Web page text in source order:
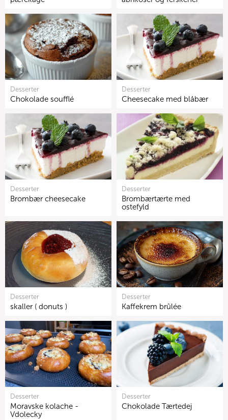
Desserter
Chokolade soufflé
Desserter
Cheesecake med blåbær
Desserter
Brombær cheesecake
Desserter
Brombærtærte med
ostefyld
Desserter
skaller ( donuts )
Desserter
Kaffekrem brûlée
Desserter
Moravske kolache -
Vdolecky
Desserter
Chokolade Tærtedej